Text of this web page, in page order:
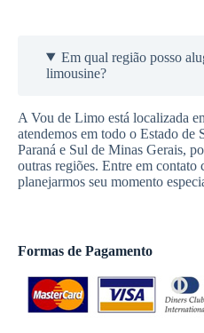
Em qual região posso
limousine?
A Vou de Limo está localizada
atendemos em todo o Estado de
Paraná e Sul de Minas Gerais,
outras regiões. Entre em contato
planejarmos seu momento
Formas de Pagamento